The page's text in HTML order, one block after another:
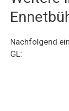
Nachfolgend
GL: